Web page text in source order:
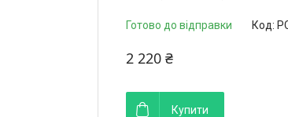
Готово до відправки Код:
2 220 ₴
Купити